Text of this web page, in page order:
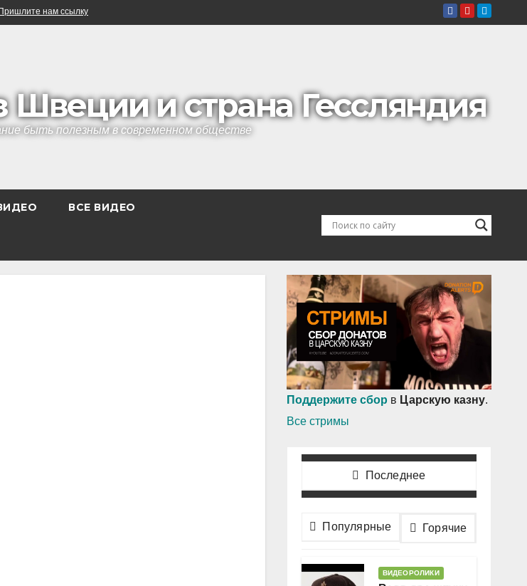
Пришлите нам ссылку
Швеции и страна Гессляндия
быть полезным в современном обществе
ВСЕ ВИДЕО
Поддержите сбор в Царскую казну.
Все стримы
Последнее
Популярные Горячие
ВИДЕОРОЛИКИ